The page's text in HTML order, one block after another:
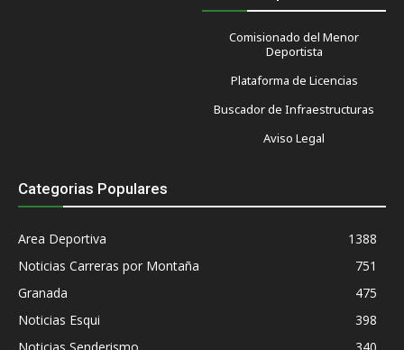
Comisionado del Menor
Deportista
Plataforma de Licencias
Buscador de Infraestructuras
Aviso Legal
Categorias Populares
Area Deportiva
1388
Noticias Carreras por Montaña
751
Granada
475
Noticias Esqui
398